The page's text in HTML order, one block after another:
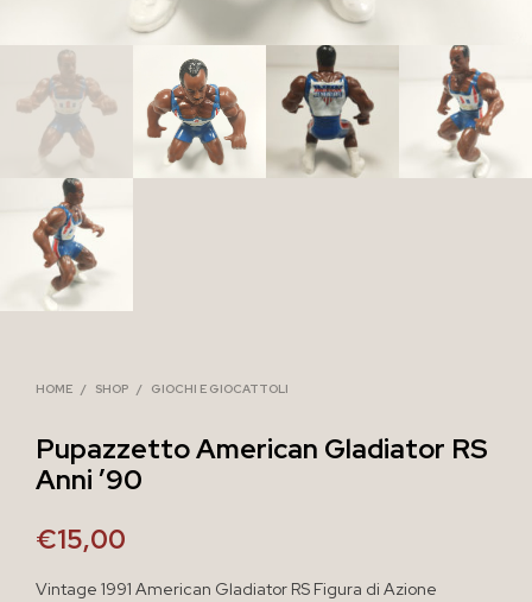
HOME / SHOP / GIOCHI E GIOCATTOLI
Pupazzetto American Gladiator RS
Anni ’90
€15,00
Vintage 1991 American Gladiator RS Figura di Azione